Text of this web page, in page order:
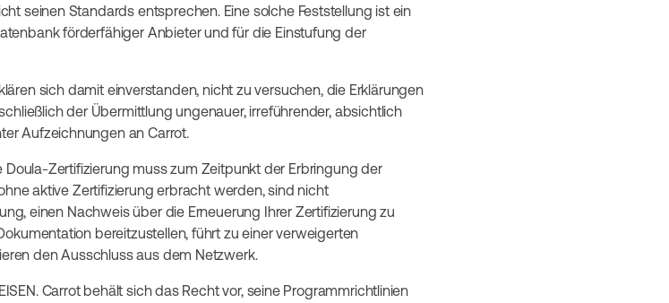
seinen Standards entsprechen. Eine solche Feststellung ist ein
förderfähiger Anbieter und für die Einstufung der
sich damit einverstanden, nicht zu versuchen, die Erklärungen
der Übermittlung ungenauer, irreführender, absichtlich
Aufzeichnungen an Carrot.
Doula-Zertifizierung muss zum Zeitpunkt der Erbringung der
aktive Zertifizierung erbracht werden, sind nicht
einen Nachweis über die Erneuerung Ihrer Zertifizierung zu
bereitzustellen, führt zu einer verweigerten
den Ausschluss aus dem Netzwerk.
Carrot behält sich das Recht vor, seine Programmrichtlinien